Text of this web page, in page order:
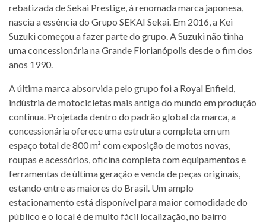
rebatizada de Sekai Prestige, à renomada marca japonesa,
nascia a essência do Grupo SEKAI Sekai. Em 2016, a Kei
Suzuki começou a fazer parte do grupo. A Suzuki não tinha
uma concessionária na Grande Florianópolis desde o fim dos
anos 1990.
A última marca absorvida pelo grupo foi a Royal Enfield,
indústria de motocicletas mais antiga do mundo em produção
contínua. Projetada dentro do padrão global da marca, a
concessionária oferece uma estrutura completa em um
espaço total de 800 m² com exposição de motos novas,
roupas e acessórios, oficina completa com equipamentos e
ferramentas de última geração e venda de peças originais,
estando entre as maiores do Brasil. Um amplo
estacionamento está disponível para maior comodidade do
público e o local é de muito fácil localização, no bairro